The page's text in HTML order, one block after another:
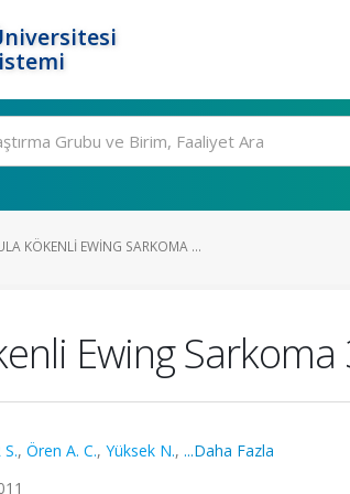
KÖKENLI EWING SARKOMA ...
Ewing
, Ören A. C., Yüksek N., ...Daha Fazla